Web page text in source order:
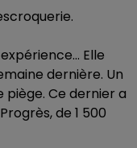
Elle
dernière. Un
Ce dernier a
de 1 500